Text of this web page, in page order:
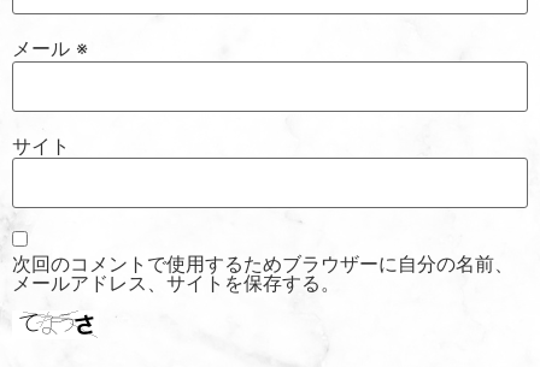
メール ※
サイト
次回のコメントで使用するためブラウザーに自分の名前、
メールアドレス、サイトを保存する。